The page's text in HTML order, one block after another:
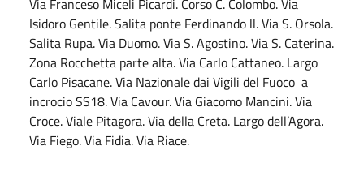
Isidoro Gentile. Salita ponte Ferdinando ll. Via S. Orsola.
Salita Rupa. Via Duomo. Via S. Agostino. Via S. Caterina.
Zona Rocchetta parte alta. Via Carlo Cattaneo. Largo
Carlo Pisacane. Via Nazionale dai Vigili del Fuoco a
incrocio SS18. Via Cavour. Via Giacomo Mancini. Via
Croce. Viale Pitagora. Via della Creta. Largo dell’Agora.
Via Fiego. Via Fidia. Via Riace.